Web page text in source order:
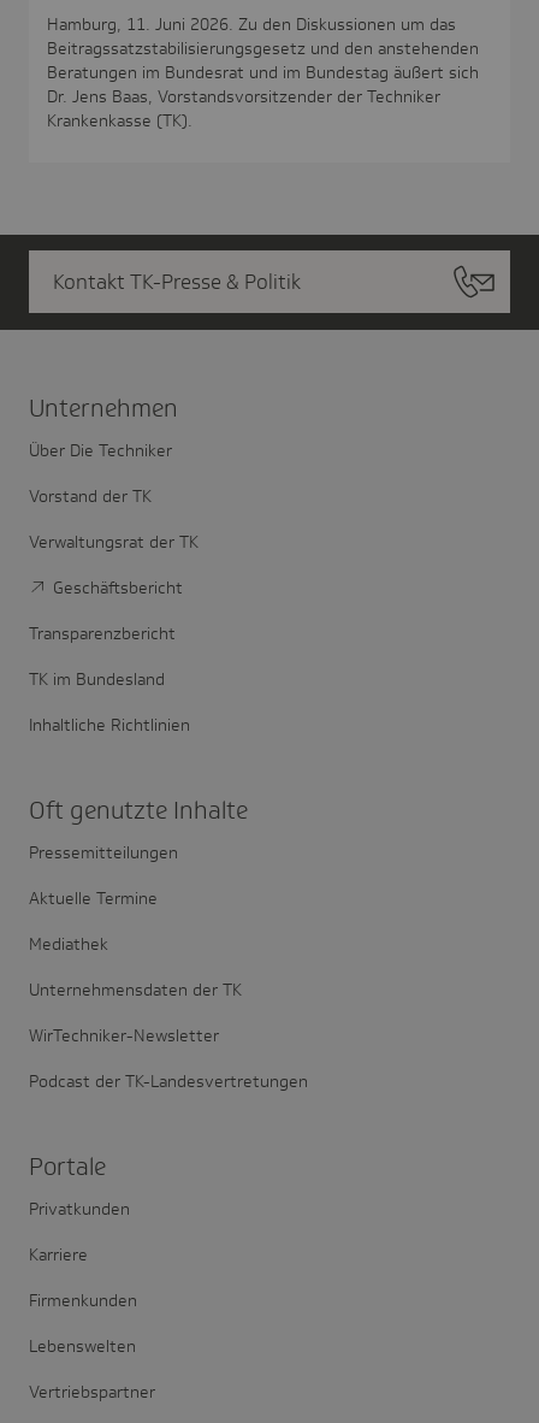
Hamburg, 11. Juni 2026. Zu den Diskussionen um das
Beitragssatzstabilisierungsgesetz und den anstehenden
Beratungen im Bundesrat und im Bundestag äußert sich
Dr. Jens Baas, Vorstandsvorsitzender der Techniker
Krankenkasse (TK).
Kontakt TK-Presse & Politik
Unter­nehmen
Über Die Techniker
Vorstand der TK
Verwaltungsrat der TK
Geschäftsbericht
Transparenzbericht
TK im Bundesland
Inhaltliche Richtlinien
Oft genutzte Inhalte
Pressemitteilungen
Aktuelle Termine
Mediathek
Unternehmensdaten der TK
WirTechniker-Newsletter
Podcast der TK-Landesvertretungen
Portale
Privatkunden
Karriere
Firmenkunden
Lebenswelten
Vertriebspartner